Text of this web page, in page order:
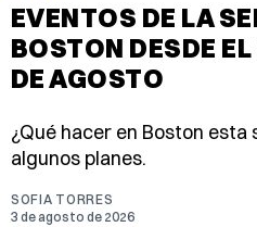
EVENTOS DE LA
BOSTON DESDE
DE AGOSTO
¿Qué hacer en Boston
algunos planes.
SOFIA TORRES
3 de agosto de 2026